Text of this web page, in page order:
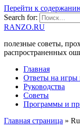
Перейти к
Search for:
RANZO.RU
полезные советы,
распространенных
Главная
Ответы на игры
Руководства
Советы
Программы и
Главная страница »